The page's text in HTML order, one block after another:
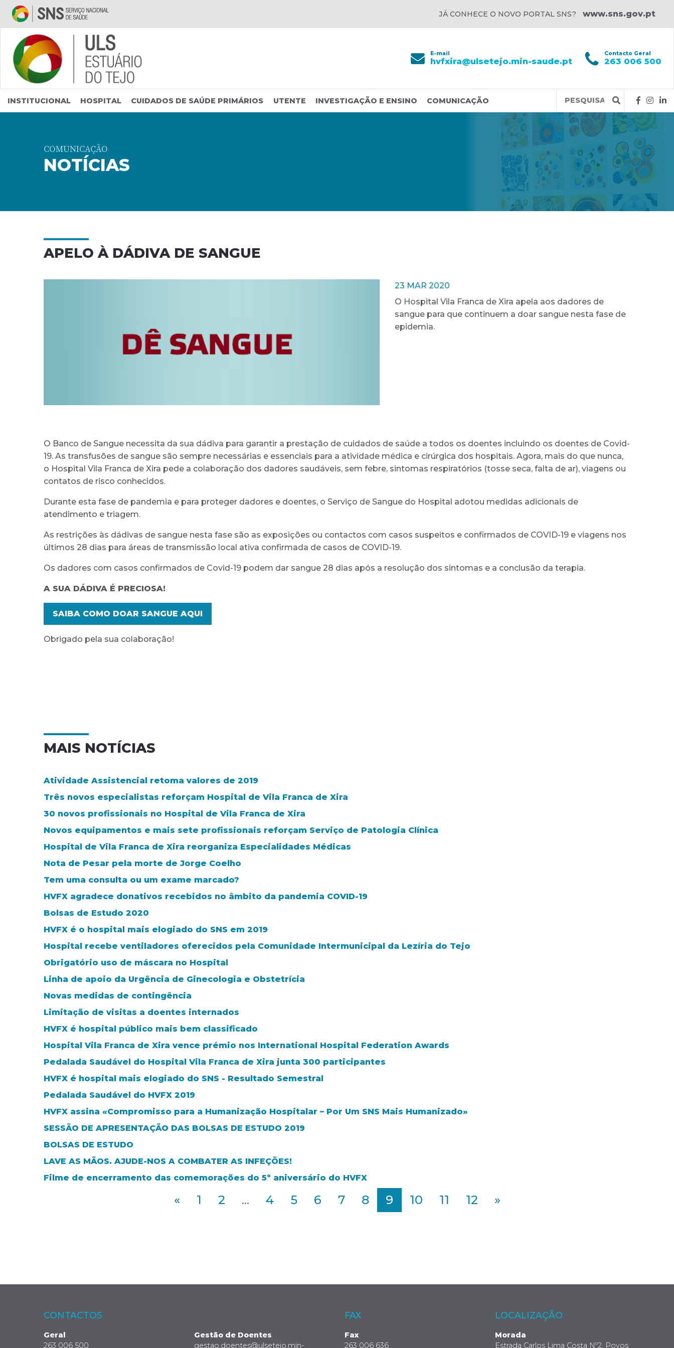
Saltar para conteúdo principal
JÁ CONHECE O NOVO PORTAL SNS? www.sns.gov.pt
E-mail
hvfxira@ulsetejo.min-saude.pt
Contacto Geral
263 006 500
INSTITUCIONAL HOSPITAL CUIDADOS DE SAÚDE PRIMÁRIOS UTENTE INVESTIGAÇÃO E ENSINO COMUNICAÇÃO
Query
COMUNICAÇÃO
NOTÍCIAS
APELO À DÁDIVA DE SANGUE
23 MAR 2020
O Hospital Vila Franca de Xira apela aos dadores de
sangue para que continuem a doar sangue nesta fase de
epidemia.
O Banco de Sangue necessita da sua dádiva para garantir a prestação de cuidados de saúde a todos os doentes incluindo os doentes de Covid-
19. As transfusões de sangue são sempre necessárias e essenciais para a atividade médica e cirúrgica dos hospitais. Agora, mais do que nunca,
o Hospital Vila Franca de Xira pede a colaboração dos dadores saudáveis, sem febre, sintomas respiratórios (tosse seca, falta de ar), viagens ou
contatos de risco conhecidos.
Durante esta fase de pandemia e para proteger dadores e doentes, o Serviço de Sangue do Hospital adotou medidas adicionais de
atendimento e triagem.
As restrições às dádivas de sangue nesta fase são as exposições ou contactos com casos suspeitos e confirmados de COVID-19 e viagens nos
últimos 28 dias para áreas de transmissão local ativa confirmada de casos de COVID-19.
Os dadores com casos confirmados de Covid-19 podem dar sangue 28 dias após a resolução dos sintomas e a conclusão da terapia.
A SUA DÁDIVA É PRECIOSA!
SAIBA COMO DOAR SANGUE AQUI
Obrigado pela sua colaboração!
MAIS NOTÍCIAS
Atividade Assistencial retoma valores de 2019
Três novos especialistas reforçam Hospital de Vila Franca de Xira
30 novos profissionais no Hospital de Vila Franca de Xira
Novos equipamentos e mais sete profissionais reforçam Serviço de Patologia Clínica
Hospital de Vila Franca de Xira reorganiza Especialidades Médicas
Nota de Pesar pela morte de Jorge Coelho
Tem uma consulta ou um exame marcado?
HVFX agradece donativos recebidos no âmbito da pandemia COVID-19
Bolsas de Estudo 2020
HVFX é o hospital mais elogiado do SNS em 2019
Hospital recebe ventiladores oferecidos pela Comunidade Intermunicipal da Lezíria do Tejo
Obrigatório uso de máscara no Hospital
Linha de apoio da Urgência de Ginecologia e Obstetrícia
Novas medidas de contingência
Limitação de visitas a doentes internados
HVFX é hospital público mais bem classificado
Hospital Vila Franca de Xira vence prémio nos International Hospital Federation Awards
Pedalada Saudável do Hospital Vila Franca de Xira junta 300 participantes
HVFX é hospital mais elogiado do SNS - Resultado Semestral
Pedalada Saudável do HVFX 2019
HVFX assina «Compromisso para a Humanização Hospitalar – Por Um SNS Mais Humanizado»
SESSÃO DE APRESENTAÇÃO DAS BOLSAS DE ESTUDO 2019
BOLSAS DE ESTUDO
LAVE AS MÃOS. AJUDE-NOS A COMBATER AS INFEÇÕES!
Filme de encerramento das comemorações do 5º aniversário do HVFX
« 1 2 ... 4 5 6 7 8 9 10 11 12 »
CONTACTOS
Geral
263 006 500
Gestão de Doentes
gestao.doentes@ulsetejo.min-
FAX
Fax
263 006 636
LOCALIZAÇÃO
Morada
Estrada Carlos Lima Costa Nº2, Povos